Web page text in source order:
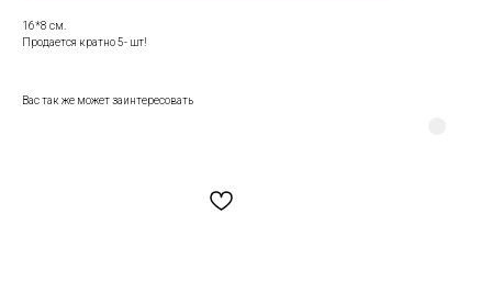
16*8 см.
Продается кратно 5- шт!
Вас так же может заинтересовать